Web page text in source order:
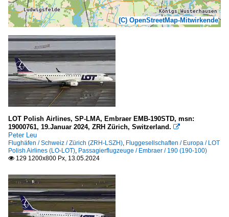
(C) OpenStreetMap-Mitwirkende
LOT Polish Airlines, SP-LMA, Embraer EMB-190STD, msn:
19000761, 19.Januar 2024, ZRH Zürich, Switzerland. 
Peter Leu
Flughäfen / Schweiz / Zürich (ZRH-LSZH), Fluggesellschaften / Europa / LOT
Polish Airlines (LO-LOT), Passagierflugzeuge / Embraer / 190 (190-100)
 129 1200x800 Px, 13.05.2024